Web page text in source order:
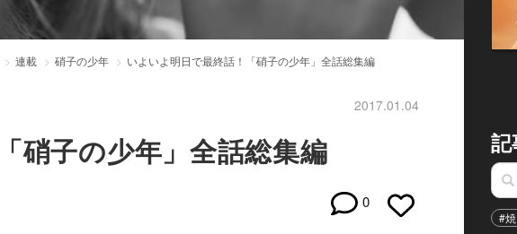
連載 硝子の少年 いよいよ明日で最終話！「硝子の少年」全話総集編
2017.01.04
硝子の少年」全話総集編
0
#